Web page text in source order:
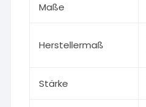
Maße
Herstellermaß
Stärke